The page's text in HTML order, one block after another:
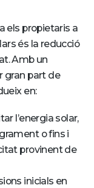
els propietaris a
és la reducció
Amb un
gran part de
en:
l’energia solar,
o fins i
provinent de
inicials en